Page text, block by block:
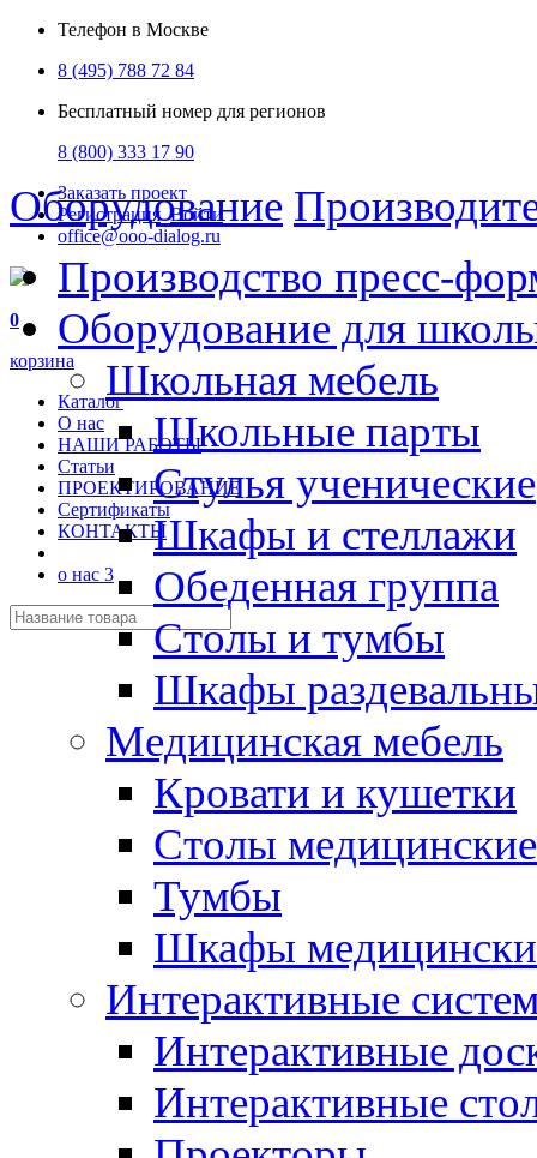
Телефон в Москве
8 (495) 788 72 84
Бесплатный номер для регионов
8 (800) 333 17 90
Заказать проект
Регистрация Войти
office@ooo-dialog.ru
0
корзина
Каталог
О нас
НАШИ РАБОТЫ
Статьи
ПРОЕКТИРОВАНИЕ
Сертификаты
КОНТАКТЫ
о нас 3
Оборудование
Производство пресс-
Оборудование для
Школьная мебель
Школьные парты
Стулья ученические
Шкафы и стеллажи
Обеденная группа
Столы и тумбы
Шкафы
Медицинская мебель
Кровати и кушетки
Столы медицинские
Тумбы
Шкафы
Интерактивные
Интерактивные
Интерактивные